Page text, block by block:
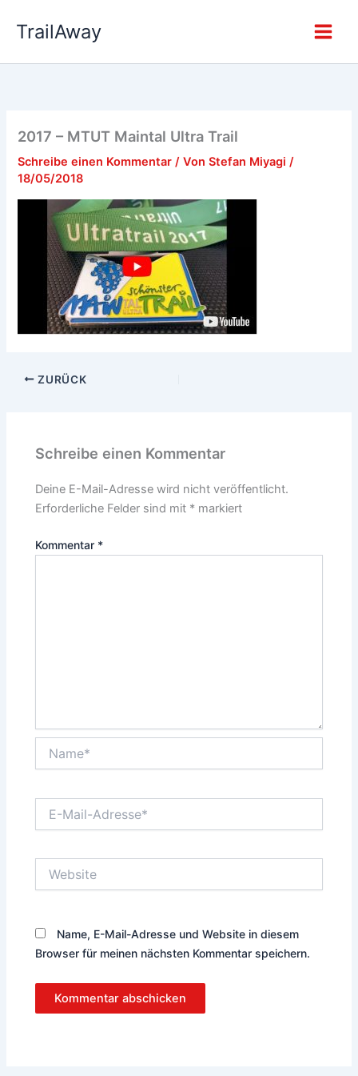
InhaltTrailAway
2017 – MTUT Maintal Ultra Trail
Schreibe einen Kommentar / VonStefan Miyagi/
18/05/2018
ZURÜCK
Schreibe einen Kommentar
Deine E-Mail-Adresse wird nicht veröffentlicht.
Erforderliche Felder sind mit * markiert
Kommentar *
Mail-
Name, E-Mail-Adresse und Website in diesem
Browser für meinen nächsten Kommentar speichern.